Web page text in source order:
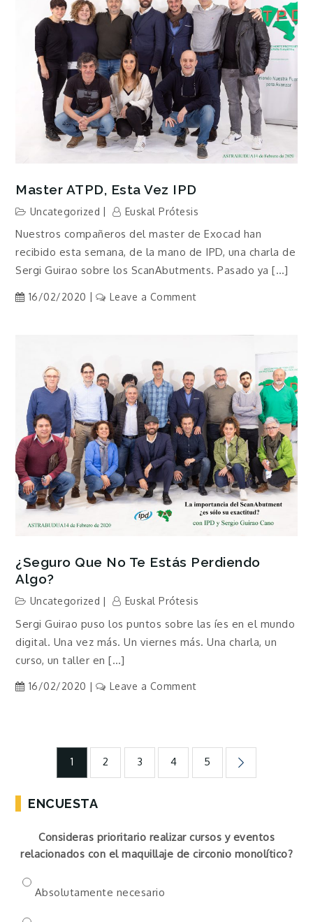
PAÍS
Master ATPD, Esta Vez IPD
Uncategorized Euskal Prótesis
Nuestros compañeros del master de Exocad han
recibido esta semana, de la mano de IPD, una charla de
Sergi Guirao sobre los ScanAbutments. Pasado ya […]
16/02/2020 Leave a Commenton
¿Seguro Que No Te Estás Perdiendo
Algo?
Uncategorized Euskal Prótesis
Sergi Guirao puso los puntos sobre las íes en el mundo
digital. Una vez más. Un viernes más. Una charla, un
curso, un taller en […]
16/02/2020 Leave a Commenton
estás
Navegación
de
entradas
1 2 3 4 5
ENCUESTA
Consideras prioritario realizar cursos y eventos
relacionados con el maquillaje de circonio monolítico?
Absolutamente necesario